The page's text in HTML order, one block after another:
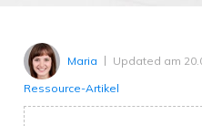
Maria
Updated am
Ressource-Artikel